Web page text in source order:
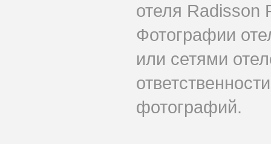
отеля Radisson
Фотографии
или сетями
фотографий.